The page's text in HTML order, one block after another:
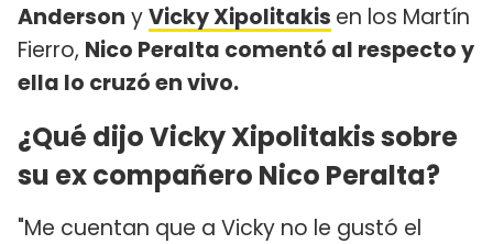
Anderson yVicky Xipolitakis en los Martín
Fierro, Nico Peralta comentó al respecto y
ella lo cruzó en vivo.
¿Qué dijo Vicky Xipolitakis sobre
su ex compañero Nico Peralta?
"Me cuentan que a Vicky no le gustó el